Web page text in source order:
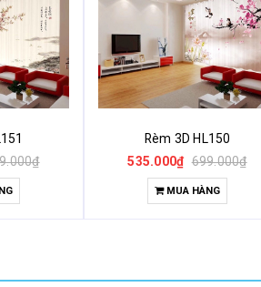
Rèm 3D HL150
535.000₫ 699.000₫
MUA HÀNG